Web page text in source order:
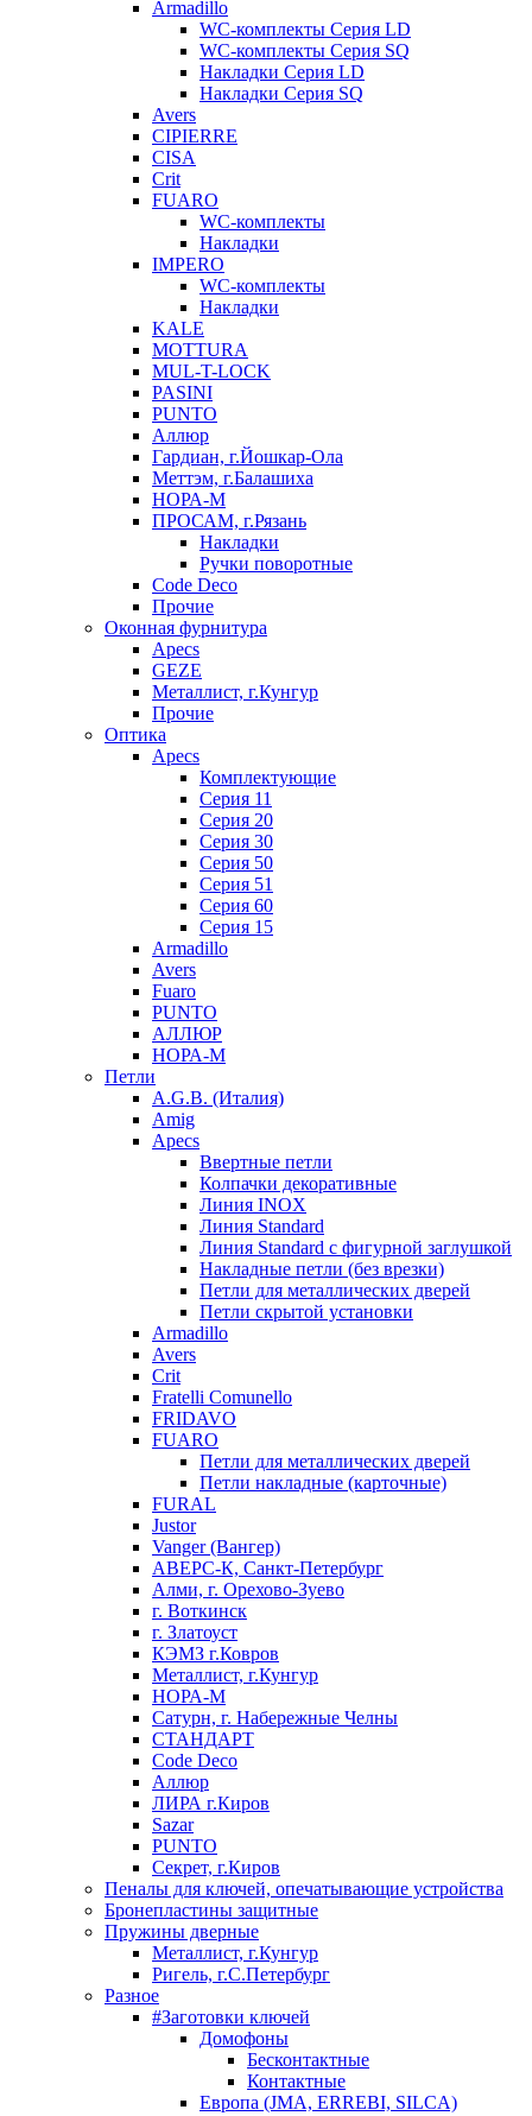
Armadillo
WC-комплекты Серия LD
WC-комплекты Серия SQ
Накладки Серия LD
Накладки Серия SQ
Avers
CIPIERRE
CISA
Crit
FUARO
WC-комплекты
Накладки
IMPERO
WC-комплекты
Накладки
KALE
MOTTURA
MUL-T-LOCK
PASINI
PUNTO
Аллюр
Гардиан, г.Йошкар-Ола
Меттэм, г.Балашиха
НОРА-М
ПРОСАМ, г.Рязань
Накладки
Ручки поворотные
Code Deco
Прочие
Оконная фурнитура
Apecs
GEZE
Металлист, г.Кунгур
Прочие
Оптика
Apecs
Комплектующие
Серия 11
Серия 20
Серия 30
Серия 50
Серия 51
Серия 60
Серия 15
Armadillo
Avers
Fuaro
PUNTO
АЛЛЮР
НОРА-М
Петли
A.G.B. (Италия)
Amig
Apecs
Ввертные петли
Колпачки декоративные
Линия INOX
Линия Standard
Линия Standard с фигурной заглушкой
Накладные петли (без врезки)
Петли для металлических дверей
Петли скрытой установки
Armadillo
Avers
Crit
Fratelli Comunello
FRIDAVO
FUARO
Петли для металлических дверей
Петли накладные (карточные)
FURAL
Justor
Vanger (Вангер)
АВЕРС-К, Санкт-Петербург
Алми, г. Орехово-Зуево
г. Воткинск
г. Златоуст
КЭМЗ г.Ковров
Металлист, г.Кунгур
НОРА-М
Сатурн, г. Набережные Челны
СТАНДАРТ
Code Deco
Аллюр
ЛИРА г.Киров
Sazar
PUNTO
Секрет, г.Киров
Пеналы для ключей, опечатывающие устройства
Бронепластины защитные
Пружины дверные
Металлист, г.Кунгур
Ригель, г.С.Петербург
Разное
#Заготовки ключей
Домофоны
Бесконтактные
Контактные
Европа (JMA, ERREBI, SILCA)